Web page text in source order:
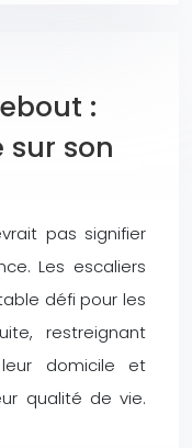
:
son
pas signifier
Les escaliers
défi pour les
restreignant
domicile et
qualité de vie.